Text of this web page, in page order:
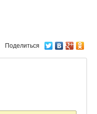
Поделиться